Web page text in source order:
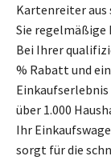
Kartenreiter
Sie regelmäßige
Bei Ihrer
% Rabatt und
über 1.000
Ihr
sorgt für die